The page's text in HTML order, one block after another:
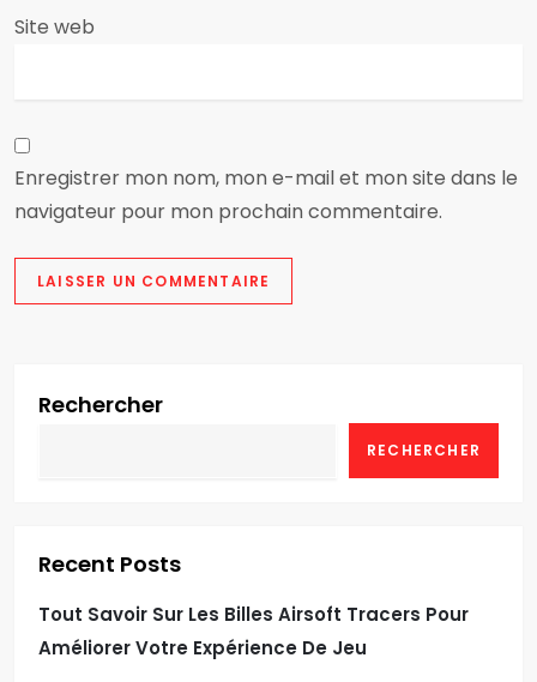
c
Site web
Enregistrer mon nom, mon e-mail et mon site dans le
navigateur pour mon prochain commentaire.
Rechercher
RECHERCHER
Recent Posts
Tout Savoir Sur Les Billes Airsoft Tracers Pour
Améliorer Votre Expérience De Jeu